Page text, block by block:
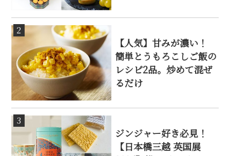
2
【人気】甘みが濃い！
簡単とうもろこしご飯の
レシピ2品。炒めて混ぜ
るだけ
3
ジンジャー好き必見！
【日本橋三越 英国展